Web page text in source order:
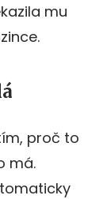
mu
proč to
má.